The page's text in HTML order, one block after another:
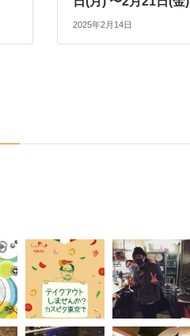
2025年2月14日